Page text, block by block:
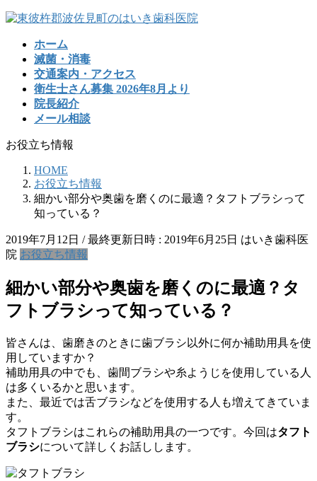
コ
プ
ナ
動
ホーム
滅菌・消毒
交通案内・アクセス
衛生士さん募集 2026年8月より
院長紹介
メール相談
お役立ち情報
HOME
お役立ち情報
細かい部分や奥歯を磨くのに最適？タフトブラシって
知っている？
2019年7月12日 / 最終更新日時 : 2019年6月25日 はいき歯科医
院 お役立ち情報
細かい部分や奥歯を磨くのに最適？タ
フトブラシって知っている？
皆さんは、歯磨きのときに歯ブラシ以外に何か補助用具を使
用していますか？
補助用具の中でも、歯間ブラシや糸ようじを使用している人
は多くいるかと思います。
また、最近では舌ブラシなどを使用する人も増えてきていま
す。
タフトブラシはこれらの補助用具の一つです。今回はタフト
ブラシについて詳しくお話しします。